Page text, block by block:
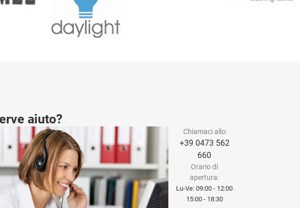
aiuto?
Chiamaci allo:
+39 0473 562
660
Orario di
apertura:
Lu-Ve: 09:00 - 12:00
15:00 - 18:30